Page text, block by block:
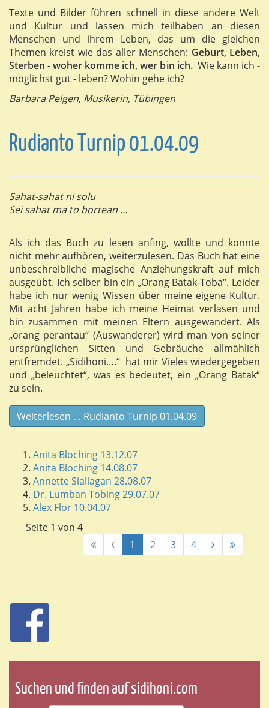
Texte und Bilder führen schnell in diese andere Welt
und Kultur und lassen mich teilhaben an diesen
Menschen und ihrem Leben, das um die gleichen
Themen kreist wie das aller Menschen: Geburt, Leben,
Sterben - woher komme ich, wer bin ich.Wie kann ich -
möglichst gut - leben? Wohin gehe ich?
Barbara Pelgen, Musikerin, Tübingen
Rudianto Turnip 01.04.09
Sahat-sahat ni solu
Sei sahat ma to bortean ...
Als ich das Buch zu lesen anfing, wollte und konnte
nicht mehr aufhören, weiterzulesen. Das Buch hat eine
unbeschreibliche magische Anziehungskraft auf mich
ausgeübt. Ich selber bin ein „Orang Batak-Toba“. Leider
habe ich nur wenig Wissen über meine eigene Kultur.
Mit acht Jahren habe ich meine Heimat verlasen und
bin zusammen mit meinen Eltern ausgewandert. Als
„orang perantau“ (Auswanderer) wird man von seiner
ursprünglichen Sitten und Gebräuche allmählich
entfremdet. „Sidihoni….“ hat mir Vieles wiedergegeben
und „beleuchtet“, was es bedeutet, ein „Orang Batak“
zu sein.
Weiterlesen … Rudianto Turnip 01.04.09
Anita Bloching 13.12.07
Anita Bloching 14.08.07
Annette Siallagan 28.08.07
Dr. Lumban Tobing 29.07.07
Alex Flor 10.04.07
Seite 1 von 4
1
2 3 4
Suchen und finden auf sidihoni.com